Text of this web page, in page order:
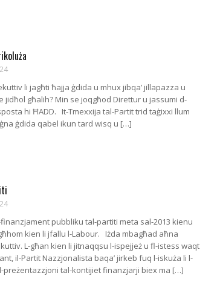
li jagħti ħajja ġdida u mhux jibqa’ jillapazza u
jidħol għalih? Min se joqgħod Direttur u jassumi d-
hi ĦADD. It-Tmexxija tal-Partit trid taġixxi llum
ġdida qabel ikun tard wisq u […]
pubbliku tal-partiti meta sal-2013 kienu
kien li jfallu l-Labour. Iżda mbagħad aħna
L-għan kien li jitnaqqsu l-ispejjeż u fl-istess waqt
il-Partit Nazzjonalista baqa’ jirkeb fuq l-iskuża li l-
preżentazzjoni tal-kontijiet finanzjarji biex ma […]